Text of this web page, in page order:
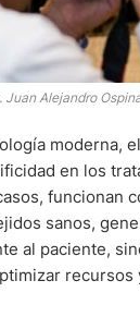
Juan Alejandro
moderna,
en los
funcionan
sanos,
al paciente,
recursos